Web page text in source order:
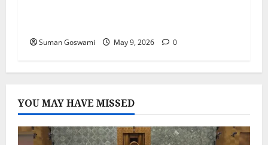
Suman Goswami May 9, 2026 0
YOU MAY HAVE MISSED